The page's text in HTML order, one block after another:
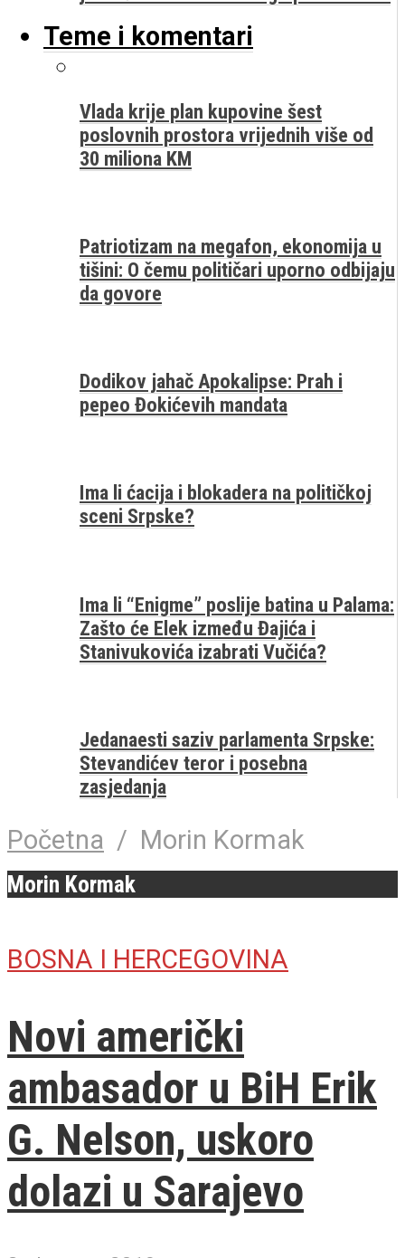
Teme i komentari
Vlada krije plan kupovine šest
poslovnih prostora vrijednih više od
30 miliona KM
Patriotizam na megafon, ekonomija u
tišini: O čemu političari uporno odbijaju
da govore
Dodikov jahač Apokalipse: Prah i
pepeo Đokićevih mandata
Ima li ćacija i blokadera na političkoj
sceni Srpske?
Ima li “Enigme” poslije batina u Palama:
Zašto će Elek između Đajića i
Stanivukovića izabrati Vučića?
Jedanaesti saziv parlamenta Srpske:
Stevandićev teror i posebna
zasjedanja
Početna / Morin Kormak
Morin Kormak
BOSNA I HERCEGOVINA
Novi američki
ambasador u BiH Erik
G. Nelson, uskoro
dolazi u Sarajevo